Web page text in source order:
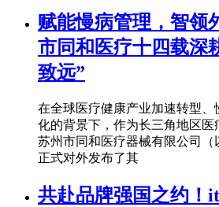
赋能慢病管理，智领
市同和医疗十四载深
致远”
在全球医疗健康产业加速转型
化的背景下，作为长三角地区医
苏州市同和医疗器械有限公司（
正式对外发布了其
共赴品牌强国之约！